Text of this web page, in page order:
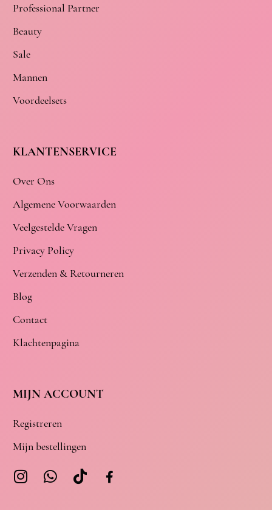
Professional Partner
Beauty
Sale
Mannen
Voordeelsets
KLANTENSERVICE
Over Ons
Algemene Voorwaarden
Veelgestelde Vragen
Privacy Policy
Verzenden & Retourneren
Blog
Contact
Klachtenpagina
MIJN ACCOUNT
Registreren
Mijn bestellingen